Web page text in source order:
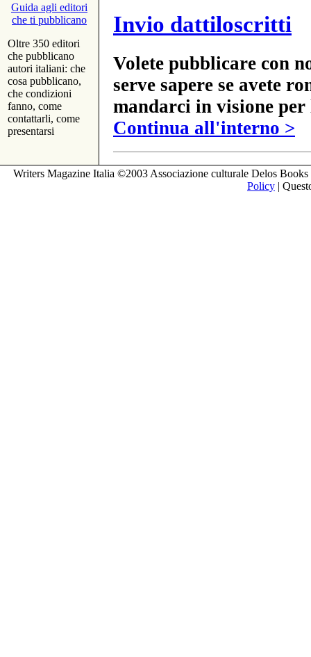
Guida agli editori
che ti pubblicano
Oltre 350 editori
che pubblicano
autori italiani: che
cosa pubblicano,
che condizioni
fanno, come
contattarli, come
presentarsi
Invio dattiloscritti
Volete pubblicare con
serve sapere se avete
mandarci in visione
Continua all'interno >
Writers Magazine Italia ©2003 Associazione culturale Delos
Policy |